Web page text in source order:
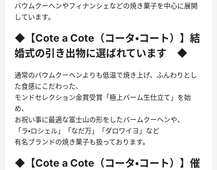
バウムクーヘンやフィナンシェなどの焼き菓子を中心に展開
しています。
◆【Cote a Cote（コータ・コート）】結
婚式の引き出物に選ばれています ◆
通常のバウムクーヘンよりも低温で焼き上げ、ふんわりとし
た食感にこだわった、
モンドセレクション金賞受賞「極上バーム生仕立て」を始
め、
お祝い事に最適な富士山の形をしたバームクーヘンや、
「ラ・ロシェル」「なだ万」「ダロワイヨ」など
有名ブランドの焼き菓子も扱っております。
◆【Cote a Cote（コータ・コート）】催